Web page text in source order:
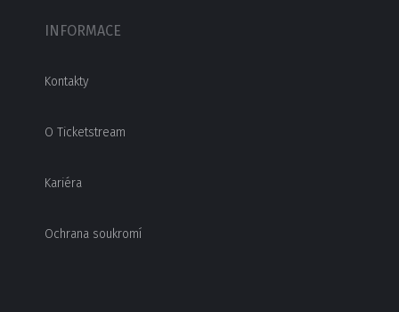
INFORMACE
Kontakty
O Ticketstream
Kariéra
Ochrana soukromí